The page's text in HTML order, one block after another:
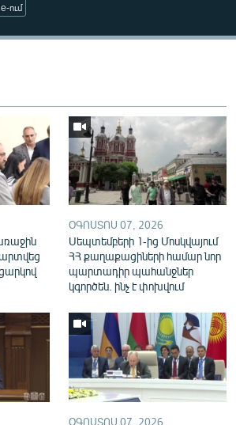
կայքերը
ում
ՕԳՈՍՏՈՍ 07, 2026
Սեպտեմբերի 1-ից Մոսկվայում
ՀՀ քաղաքացիների համար նոր
պարտադիր պահանջներ
կգործեն. ինչ է փոխվում
ՕԳՈՍՏՈՍ 07, 2026